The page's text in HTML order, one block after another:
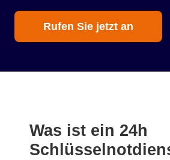
Rufen Sie jetzt an
Was ist ein 24h